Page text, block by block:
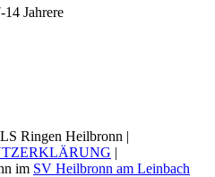
14 Jahrere
Ringen Heilbronn |
|
im SV Heilbronn am Leinbach